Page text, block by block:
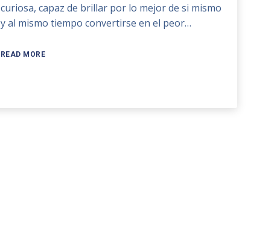
curiosa, capaz de brillar por lo mejor de si mismo
y al mismo tiempo convertirse en el peor…
READ MORE